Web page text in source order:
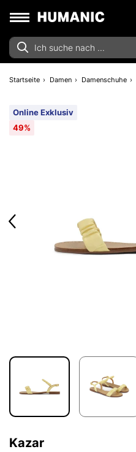
Startseite Damen Damenschuhe
Online Exklusiv
49%
Kazar